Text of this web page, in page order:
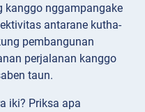
kanggo nggampangake
antarane kutha-
pembangunan
perjalanan kanggo
taun.
iki? Priksa apa